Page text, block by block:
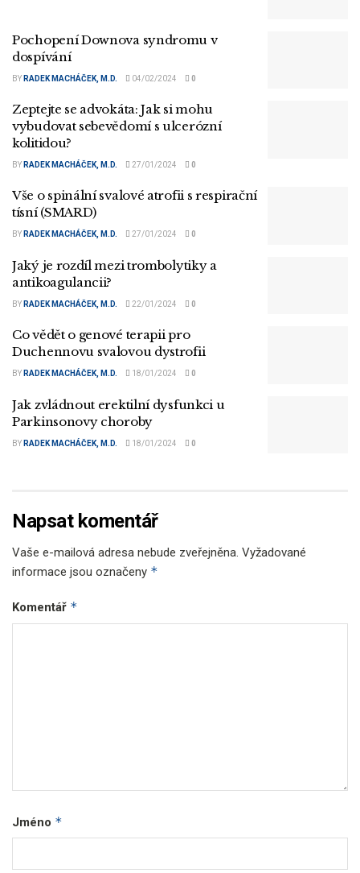
Pochopení Downova syndromu v
dospívání
BY RADEK MACHÁČEK, M.D. 04/02/2024 0
Zeptejte se advokáta: Jak si mohu
vybudovat sebevědomí s ulcerózní
kolitidou?
BY RADEK MACHÁČEK, M.D. 27/01/2024 0
Vše o spinální svalové atrofii s respirační
tísní (SMARD)
BY RADEK MACHÁČEK, M.D. 27/01/2024 0
Jaký je rozdíl mezi trombolytiky a
antikoagulancii?
BY RADEK MACHÁČEK, M.D. 22/01/2024 0
Co vědět o genové terapii pro
Duchennovu svalovou dystrofii
BY RADEK MACHÁČEK, M.D. 18/01/2024 0
Jak zvládnout erektilní dysfunkci u
Parkinsonovy choroby
BY RADEK MACHÁČEK, M.D. 18/01/2024 0
Napsat komentář
Vaše e-mailová adresa nebude zveřejněna. Vyžadované
informace jsou označeny *
Komentář *
Jméno *